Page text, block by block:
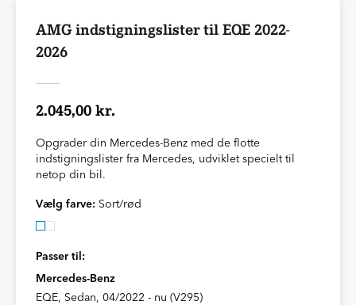
AMG indstigningslister til EQE 2022-
2026
2.045,00 kr.
Opgrader din Mercedes-Benz med de flotte
indstigningslister fra Mercedes, udviklet specielt til
netop din bil.
Vælg farve: Sort/rød
Passer til:
Mercedes-Benz
EQE, Sedan, 04/2022 - nu (V295)